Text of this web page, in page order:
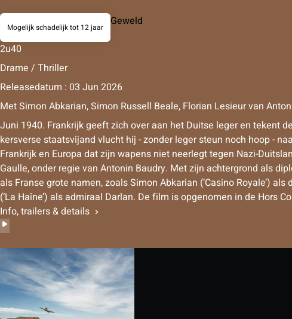
Mogelijk schadelijk tot 12 jaar
Geweld
2u40
Drame / Thriller
Releasedatum : 03 Jun 2026
MetSimon Abkarian,Simon Russell Beale, Florian Lesieurvan
Juni 1940. Frankrijk geeft zich over aan het Duitse leger en tekent
kersverse staatsvijand vlucht hij - zonder leger steun noch hoop -
Frankrijk en Europa dat zijn wapens niet neerlegt tegen Nazi-
Gaulle, onder regie van Antonin Baudry. Met zijn achtergrond als
als Franse grote namen, zoals Simon Abkarian (‘Casino Royale’)
(‘La Haîne’) als admiraal Darlan. De film is opgenomen in de Hors
Info, trailers & details